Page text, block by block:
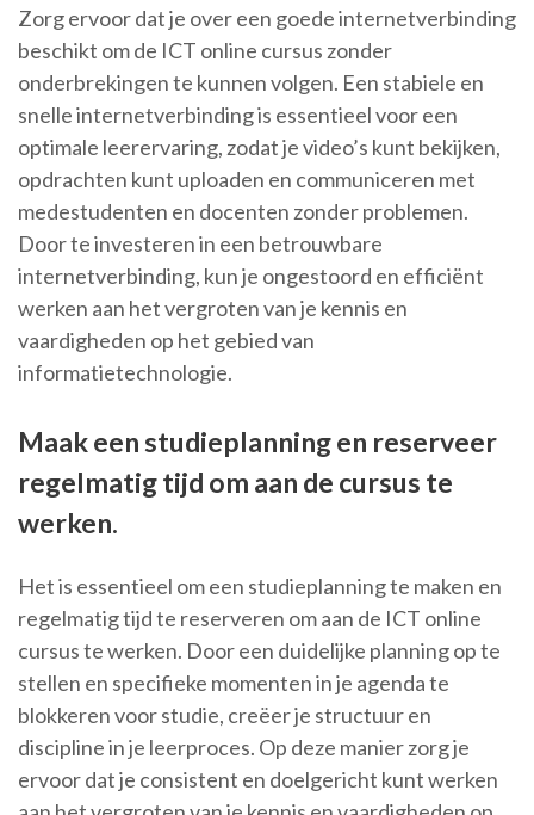
Zorg ervoor dat je over een goede internetverbinding
beschikt om de ICT online cursus zonder
onderbrekingen te kunnen volgen. Een stabiele en
snelle internetverbinding is essentieel voor een
optimale leerervaring, zodat je video’s kunt bekijken,
opdrachten kunt uploaden en communiceren met
medestudenten en docenten zonder problemen.
Door te investeren in een betrouwbare
internetverbinding, kun je ongestoord en efficiënt
werken aan het vergroten van je kennis en
vaardigheden op het gebied van
informatietechnologie.
Maak een studieplanning en reserveer
regelmatig tijd om aan de cursus te
werken.
Het is essentieel om een studieplanning te maken en
regelmatig tijd te reserveren om aan de ICT online
cursus te werken. Door een duidelijke planning op te
stellen en specifieke momenten in je agenda te
blokkeren voor studie, creëer je structuur en
discipline in je leerproces. Op deze manier zorg je
ervoor dat je consistent en doelgericht kunt werken